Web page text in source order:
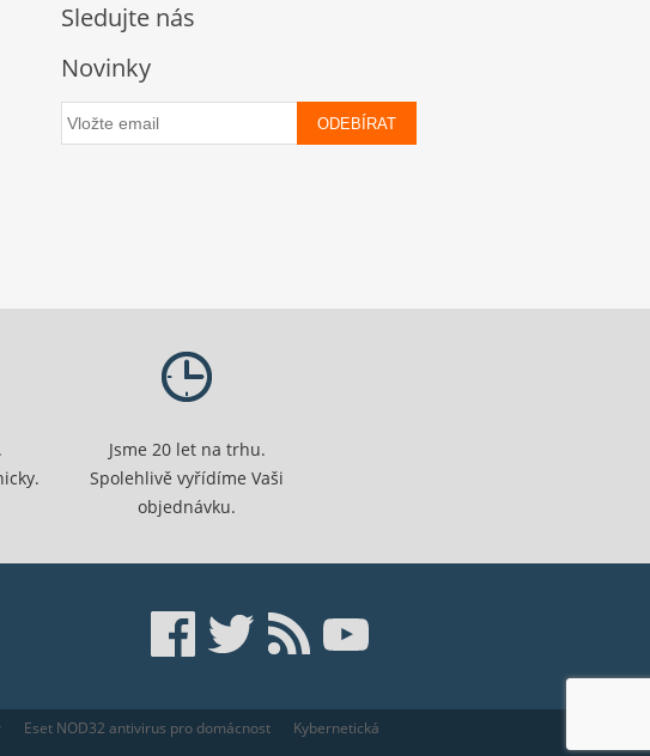
Sledujte nás
Novinky
ODEBÍRAT
Jsme 20 let na trhu.
Spolehlivě vyřídíme Vaši
objednávku.
Eset NOD32 antivirus pro domácnost
Kybernetická